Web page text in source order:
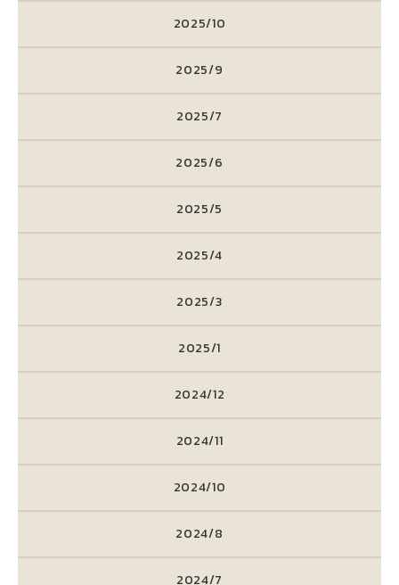
2025/10
2025/9
2025/7
2025/6
2025/5
2025/4
2025/3
2025/1
2024/12
2024/11
2024/10
2024/8
2024/7